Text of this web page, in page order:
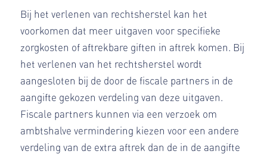
Bij het verlenen van rechtsherstel kan het
voorkomen dat meer uitgaven voor specifieke
zorgkosten of aftrekbare giften in aftrek komen. Bij
het verlenen van het rechtsherstel wordt
aangesloten bij de door de fiscale partners in de
aangifte gekozen verdeling van deze uitgaven.
Fiscale partners kunnen via een verzoek om
ambtshalve vermindering kiezen voor een andere
verdeling van de extra aftrek dan de in de aangifte